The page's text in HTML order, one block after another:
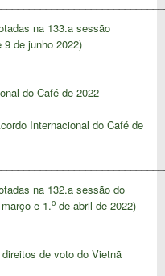
na 133.a sessão
de junho 2022)
do Café de 2022
Internacional do Café de
na 132.a sessão do
e 1.o de abril de 2022)
de voto do Vietnã